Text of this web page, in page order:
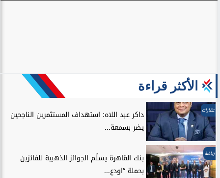
الأكثر قراءة
عقارات
داكر عبد اللاه: استهداف المستثمرين الناجحين
يضر بسمعة...
رياضة
بنك القاهرة يسلّم الجوائز الذهبية للفائزين
بحملة “اودع...